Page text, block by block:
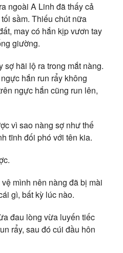
ngoài A Linh đã thấy cả
sầm. Thiếu chút nữa
may có hắn kịp vươn tay
giường.
hãi lộ ra trong mắt nàng.
hắn run rẩy không
ngực hắn cũng run lên,
vì sao nàng sợ như thế
tĩnh đối phó với tên kia.
mình nên nàng đã bị mài
gì, bất kỳ lúc nào.
đau lòng vừa luyến tiếc
rẩy, sau đó cúi đầu hôn